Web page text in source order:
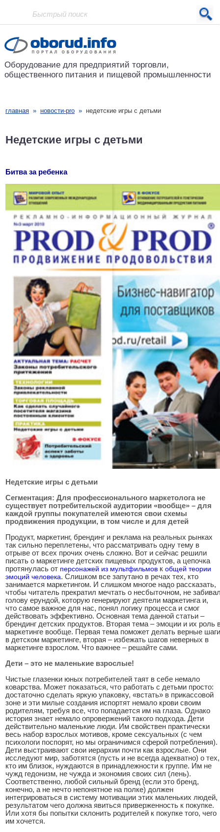
Проект основан в 2001 году
Оборудование для предприятий торговли,
общественного питания и пищевой промышленности
главная » новости-pro » недетские игры с детьми
Недетские игры с детьми
Битва за ребенка
Недетские игры с детьми
Сегментация: Для профессионального маркетолога не
существует потребительской аудитории «вообще» – для
каждой группы покупателей имеются свои схемы
продвижения продукции, в том числе и для детей
Продукт, маркетинг, брендинг и реклама на реальных рынках
так сильно переплетены, что рассматривать одну тему в
отрыве от всех прочих очень сложно. Вот и сейчас решили
писать о маркетинге детских пищевых продуктов, а цепочка
протянулась от персонажей из мультфильмов к общей теории
эмоций человека. Слишком все запутано в речах тех, кто
занимается маркетингом. И слишком многое надо рассказать,
чтобы читатель прекратил мечтать о несбыточном, не
голову ерундой, которую генерируют деятели маркетинга и,
что самое важное для нас, понял логику процесса и смог
действовать эффективно. Основная тема данной статьи –
брендинг детских продуктов. Вторая тема – эмоции и их роль
маркетинге вообще. Первая тема поможет делать верные шаги
в детском маркетинге, вторая – избежать шагов неверных в
маркетинге взрослом. Что важнее – решайте сами.
Дети – это не маленькие взрослые!
Чистые глазенки юных потребителей таят в себе немало
коварства. Может показаться, что работать с детьми просто:
достаточно сделать яркую упаковку, «встать» в прикассовой
зоне и эти милые создания испортят немало крови своим
родителям, требуя все, что попадается им на глаза. Однако
история знает немало опровержений такого подхода. Дети
действительно маленькие люди. Им свойствен практически
весь набор взрослых мотивов, кроме сексуальных (с чем
психологи поспорят, но мы ограничимся сферой потребления).
Дети выстраивают свои иерархии почти как взрослые. Они
исследуют мир, заботятся (пусть и не всегда адекватно) о тех,
кто им близок, нуждаются в принадлежности к группе. Им не
чужд гедонизм, не чужда и экономия своих сил (лень).
Соответственно, любой сильный бренд (если это бренд,
конечно, а не нечто непонятное на полке) должен
интегрироваться в систему мотивации этих маленьких людей,
результатом чего должна явиться приверженность к покупке.
Или хотя бы попытки склонить родителей к покупке того, чего
им хочется.